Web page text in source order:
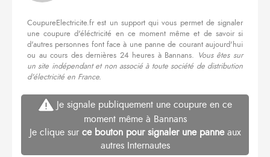
CoupureElectricite.fr est un support qui vous permet de signaler
une coupure d'éléctricité en ce moment même et de savoir si
d'autres personnes font face à une panne de courant aujourd'hui
ou au cours des dernières 24 heures à Bannans. Vous êtes sur
un site indépendant et non associé à toute société de distribution
d'électricité en France.
Je signale publiquement une coupure en ce
moment même à Bannans
Je clique sur ce bouton pour signaler une panneaux
autres Internautes